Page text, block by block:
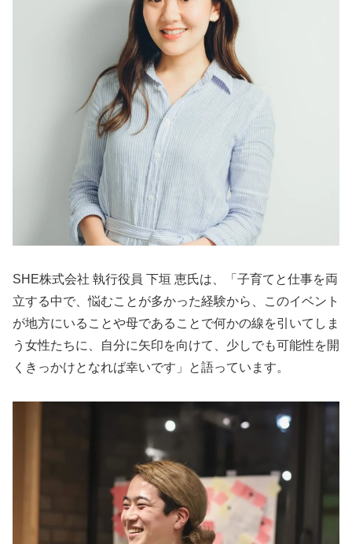
SHE株式会社 執行役員 下垣 恵氏は、「子育てと仕事を両
立する中で、悩むことが多かった経験から、このイベント
が地方にいることや母であることで何かの線を引いてしま
う女性たちに、自分に矢印を向けて、少しでも可能性を開
くきっかけとなれば幸いです」と語っています。